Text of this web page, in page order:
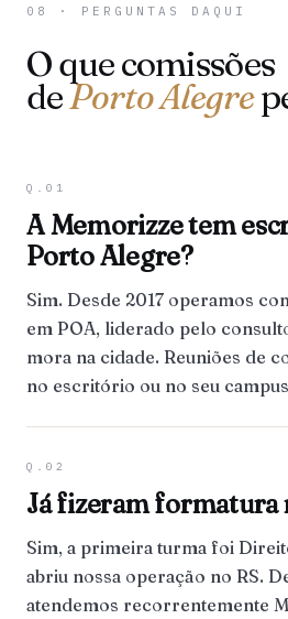
08 · PERGUNTAS DAQUI
O que comissões
dePorto Alegre
Q.01
A Memorizze tem
Porto Alegre?
Sim. Desde 2017 operamos
em POA, liderado pelo
mora na cidade. Reuniões de
no escritório ou no seu
Q.02
Já fizeram formatura
Sim, a primeira turma foi
abriu nossa operação no RS.
atendemos recorrentemente